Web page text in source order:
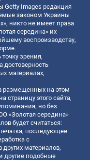
Getty Images редакция
законом Украины
никто не имеет права
середина» их
воспроизводству,
зрения,
достоверность
материалах,
размещенных на этом
страницу этого сайта,
но без
«Золотая середина»
будет считаться:
последующее
с
материалов,
другие подобные